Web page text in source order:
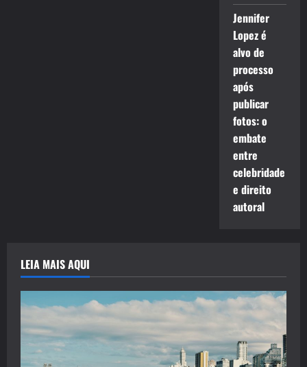
Jennifer
Lopez é
alvo de
processo
após
publicar
fotos: o
embate
entre
celebridade
e direito
autoral
LEIA MAIS AQUI